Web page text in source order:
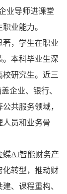
业导师进课堂
业能力。
著，学生在职业
。本科毕业生深
研究生。近三
企业、银行、
共服务领域，
人员和业务骨
蝶AI智能财务产
化转型，推动财
、课程重构、